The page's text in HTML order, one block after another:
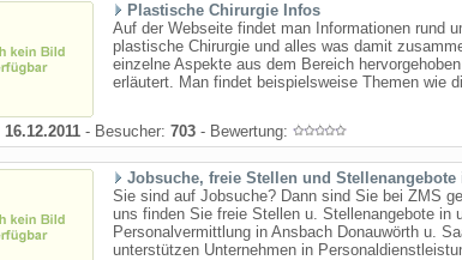
Plastische Chirurgie Infos
Auf der Webseite findet man Informationen rund
plastische Chirurgie und alles was damit
einzelne Aspekte aus dem Bereich
erläutert. Man findet beispielsweise Themen wie
16.12.2011 - Besucher: 703 - Bewertung:
Jobsuche, freie Stellen und Stellenangebote
Sie sind auf Jobsuche? Dann sind Sie bei ZMS
uns finden Sie freie Stellen u. Stellenangebote in
Personalvermittlung in Ansbach Donauwörth u.
unterstützen Unternehmen in